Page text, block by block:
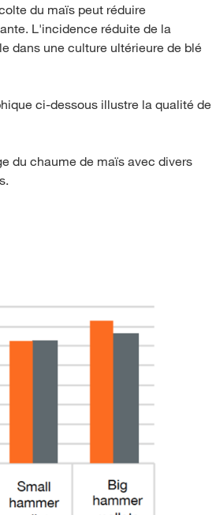
du maïs peut réduire
L'incidence réduite de la
dans une culture ultérieure de blé
ci-dessous illustre la qualité de
du chaume de maïs avec divers